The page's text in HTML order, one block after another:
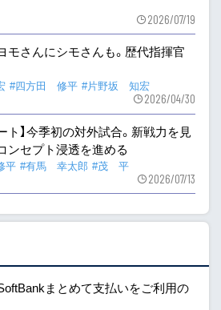
2026/07/19
モさんにシモさんも。歴代指揮官
#四方田 修平 #片野坂 知宏
2026/04/30
ト】今季初の対外試合。新戦力を見
ンセプト浸透を進める
平 #有馬 幸太郎 #茂 平
2026/07/13
SoftBankまとめて支払いをご利用の